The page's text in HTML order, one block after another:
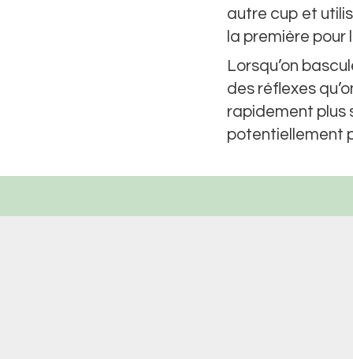
autre cup et
la première pour
Lorsqu’on
des réflexes
rapidement plus
potentiellement